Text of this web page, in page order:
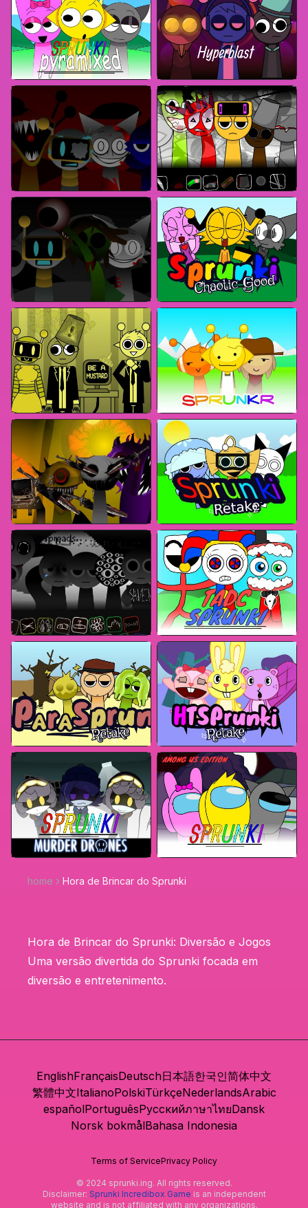
home Hora de Brincar do Sprunki
Hora de Brincar do Sprunki: Diversão e Jogos
Uma versão divertida do Sprunki focada em
diversão e entretenimento.
EnglishFrançaisDeutsch日本語한국인简体中文
繁體中文ItalianoPolskiTürkçeNederlandsArabic
españolPortuguêsРусскийภาษาไทยDansk
Norsk bokmålBahasa Indonesia
Terms of ServicePrivacy Policy
© 2024 sprunki.ing. All rights reserved.
Disclaimer: Sprunki Incredibox Game is an independent
website and is not affiliated with any organizations.